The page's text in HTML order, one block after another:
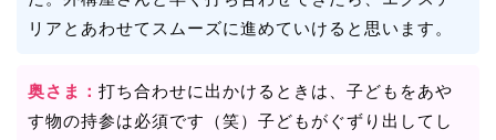
リアとあわせてスムーズに進めていけると思います。
奥さま： 打ち合わせに出かけるときは、子どもをあや
す物の持参は必須です（笑）子どもがぐずり出してし